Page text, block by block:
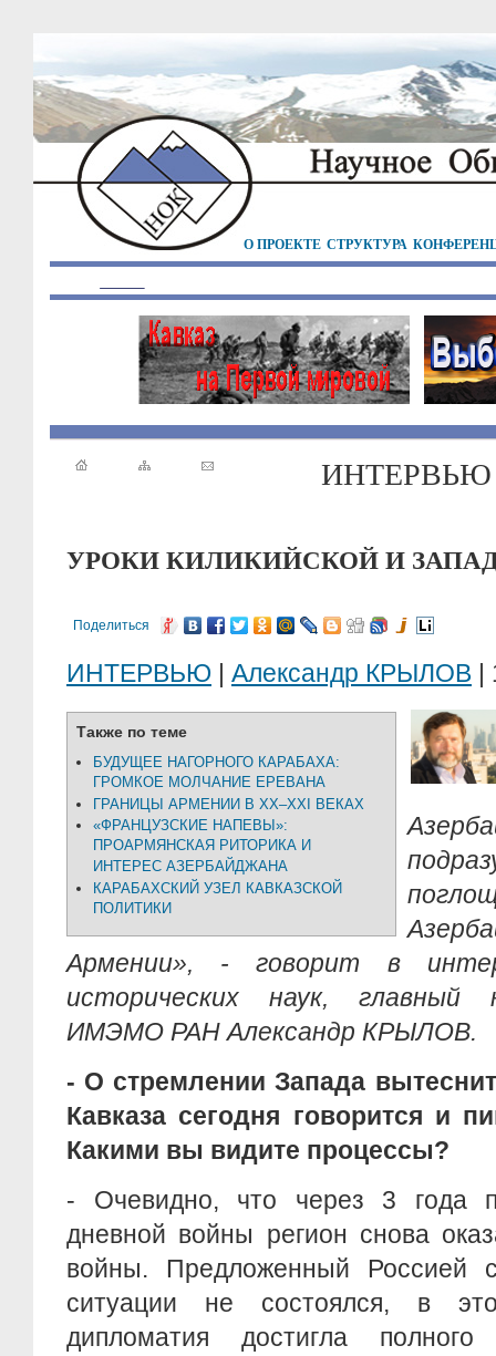
О ПРОЕКТЕ СТРУКТУРА
ИНТЕРВЬЮ
УРОКИ КИЛИКИЙСКОЙ И
Поделиться
ИНТЕРВЬЮ | Александр КРЫЛОВ |
Также по теме
БУДУЩЕЕ НАГОРНОГО КАРАБАХА:
ГРОМКОЕ МОЛЧАНИЕ ЕРЕВАНА
ГРАНИЦЫ АРМЕНИИ В XX–XXI ВЕКАХ
«ФРАНЦУЗСКИЕ НАПЕВЫ»:
ПРОАРМЯНСКАЯ РИТОРИКА И
ИНТЕРЕС АЗЕРБАЙДЖАНА
КАРАБАХСКИЙ УЗЕЛ КАВКАЗСКОЙ
ПОЛИТИКИ
Армении», - говорит в
исторических наук, главный
ИМЭМО РАН Александр КРЫЛОВ.
- О стремлении Запада
Кавказа сегодня говорится и
Какими вы видите процессы?
- Очевидно, что через 3 года
дневной войны регион снова
войны. Предложенный Россией
ситуации не состоялся, в
дипломатия достигла